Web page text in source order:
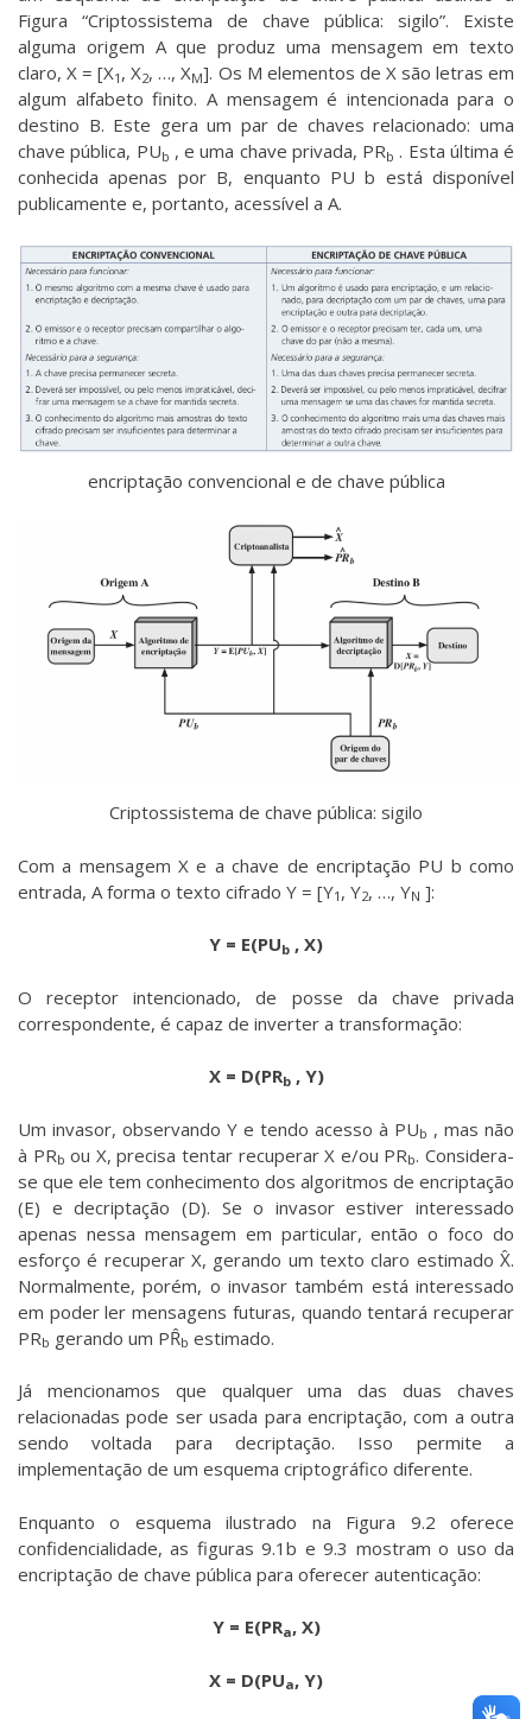
Figura “Criptossistema de chave pública: sigilo”. Existe
alguma origem A que produz uma mensagem em texto
claro, X = [X1, X2, …, XM]. Os M elementos de X são letras em
algum alfabeto finito. A mensagem é intencionada para o
destino B. Este gera um par de chaves relacionado: uma
chave pública, PUb , e uma chave privada, PRb . Esta última é
conhecida apenas por B, enquanto PU b está disponível
publicamente e, portanto, acessível a A.
encriptação convencional e de chave pública
Criptossistema de chave pública: sigilo
Com a mensagem X e a chave de encriptação PU b como
entrada, A forma o texto cifrado Y = [Y1 , Y2, …, YN ]:
Y = E(PUb , X)
O receptor intencionado, de posse da chave privada
correspondente, é capaz de inverter a transformação:
X = D(PRb, Y)
Um invasor, observando Y e tendo acesso à PUb , mas não
à PRb ou X, precisa tentar recuperar X e/ou PRb. Considera-
se que ele tem conhecimento dos algoritmos de encriptação
(E) e decriptação (D). Se o invasor estiver interessado
apenas nessa mensagem em particular, então o foco do
esforço é recuperar X, gerando um texto claro estimado X̂.
Normalmente, porém, o invasor também está interessado
em poder ler mensagens futuras, quando tentará recuperar
PRb gerando um PR̂b estimado.
Já mencionamos que qualquer uma das duas chaves
relacionadas pode ser usada para encriptação, com a outra
sendo voltada para decriptação. Isso permite a
implementação de um esquema criptográfico diferente.
Enquanto o esquema ilustrado na Figura 9.2 oferece
confidencialidade, as figuras 9.1b e 9.3 mostram o uso da
encriptação de chave pública para oferecer autenticação:
Y = E(PRa, X)
X = D(PUa, Y)